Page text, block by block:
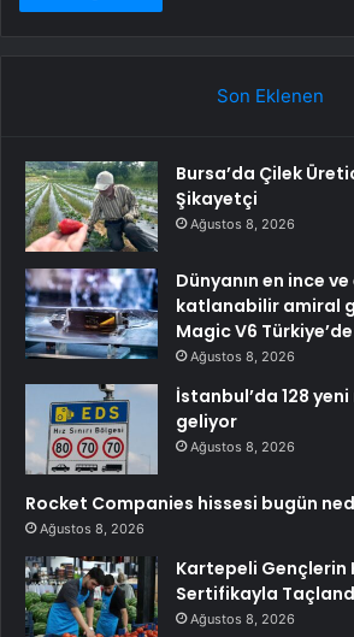
Son Eklenen
Bursa’da Çilek
Şikayetçi
Ağustos 8, 2026
Dünyanın en ince
katlanabilir amiral
Magic V6 Türkiye’de
Ağustos 8, 2026
İstanbul’da 128
geliyor
Ağustos 8, 2026
Rocket Companies hissesi bugün
Ağustos 8, 2026
Kartepeli Gençlerin
Sertifikayla
Ağustos 8, 2026